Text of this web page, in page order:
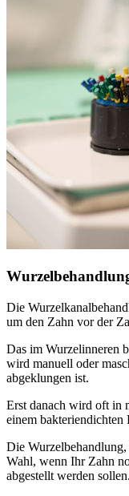
Die
um den Zahn vor der
Das im Wurzelinneren
wird manuell oder
abgeklungen ist.
Erst danach wird oft in
einem bakteriendichten
Die
Wahl, wenn Ihr Zahn
abgestellt werden sollen.